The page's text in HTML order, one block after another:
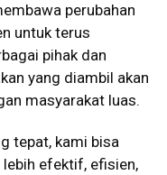
perubahan
untuk terus
pihak dan
yang diambil akan
masyarakat luas.
tepat, kami bisa
efektif, efisien,